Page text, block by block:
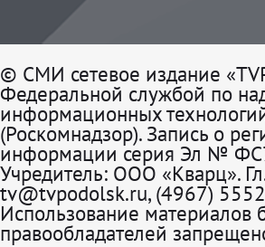
© СМИ сетевое издание
Федеральной службой по
информационных
(Роскомнадзор). Запись о
информации серия Эл №
Учредитель: ООО «Кварц».
tv@tvpodolsk.ru, (4967)
Использование материалов
правообладателей